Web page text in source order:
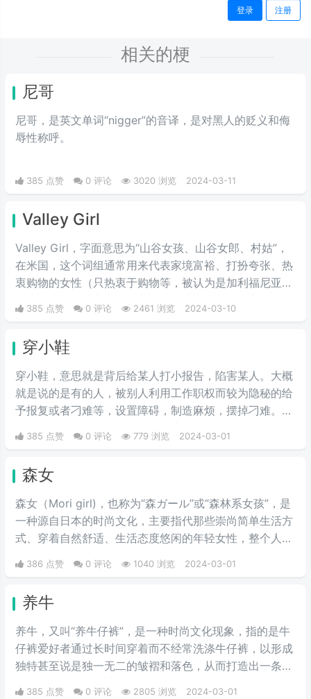
登录 注册
相关的梗
尼哥
尼哥，是英文单词“nigger”的音译，是对黑人的贬义和侮
辱性称呼。
385 点赞 0 评论 3020 浏览 2024-03-11
Valley Girl
Valley Girl，字面意思为“山谷女孩、山谷女郎、村姑”，
在米国，这个词组通常用来代表家境富裕、打扮夸张、热
衷购物的女性（只热衷于购物等，被认为是加利福尼亚州
圣费尔南多谷地富家女的典型）。或者说得难听点，就是
形容波大无脑又拜金虚荣的金发妹，一般被如此称呼的女
娘。
385 点赞 0 评论 2461 浏览 2024-03-10
穿小鞋
穿小鞋，意思就是背后给某人打小报告，陷害某人。大概
就是说的是有的人，被别人利用工作职权而较为隐秘的给
予报复或者刁难等，设置障碍，制造麻烦，摆掉刁难。一
般最常见的比如工作中被打小报告等。
385 点赞 0 评论 779 浏览 2024-03-01
森女
森女（Mori girl)，也称为“森ガール”或“森林系女孩”，是
一种源自日本的时尚文化，主要指代那些崇尚简单生活方
式、穿着自然舒适、生活态度悠闲的年轻女性，整个人看
386 点赞 0 评论 1040 浏览 2024-03-01
养牛
养牛，又叫“养牛仔裤”，是一种时尚文化现象，指的是牛
仔裤爱好者通过长时间穿着而不经常洗涤牛仔裤，以形成
独特甚至说是独一无二的皱褶和落色，从而打造出一条具
有个人特色的牛仔裤。首先我们要选择一条原色的牛仔
385 点赞 0 评论 2805 浏览 2024-03-01